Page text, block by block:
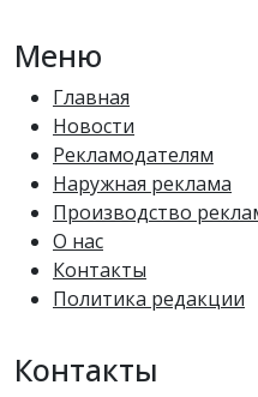
Меню
Главная
Новости
Рекламодателям
Наружная реклама
Производство
О нас
Контакты
Политика редакции
Контакты